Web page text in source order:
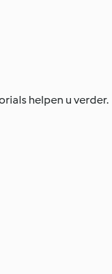
helpen u verder.